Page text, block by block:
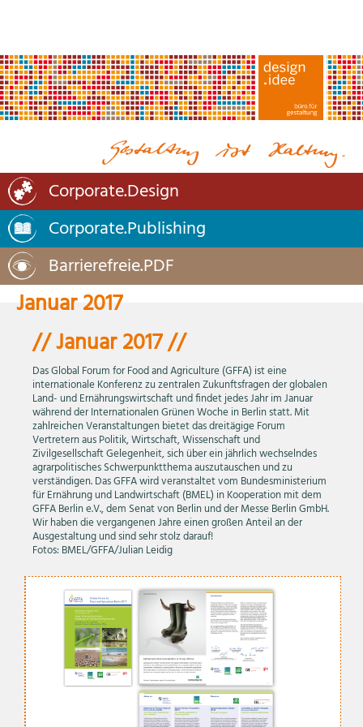
Corporate.Design
Corporate.Publishing
Barrierefreie.PDF
Januar 2017
// Januar 2017 //
Das Global Forum for Food and Agriculture (GFFA) ist eine
internationale Konferenz zu zentralen Zukunftsfragen der globalen
Land- und Ernährungswirtschaft und findet jedes Jahr im Januar
während der Internationalen Grünen Woche in Berlin statt. Mit
zahlreichen Veranstaltungen bietet das dreitägige Forum
Vertretern aus Politik, Wirtschaft, Wissenschaft und
Zivilgesellschaft Gelegenheit, sich über ein jährlich wechselndes
agrarpolitisches Schwerpunktthema auszutauschen und zu
verständigen. Das GFFA wird veranstaltet vom Bundesministerium
für Ernährung und Landwirtschaft (BMEL) in Kooperation mit dem
GFFA Berlin e.V., dem Senat von Berlin und der Messe Berlin GmbH.
Wir haben die vergangenen Jahre einen großen Anteil an der
Ausgestaltung und sind sehr stolz darauf!
Fotos: BMEL/GFFA/Julian Leidig